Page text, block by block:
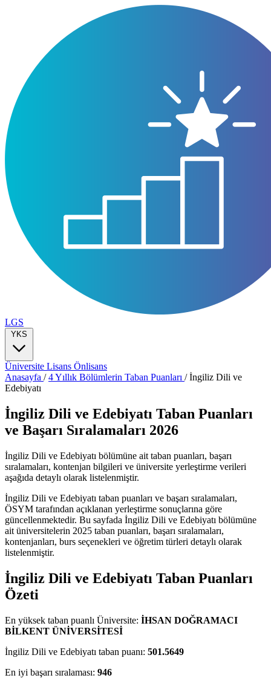
LGS
YKS
Üniversite Lisans Önlisans
Anasayfa /4 Yıllık Bölümlerin Taban Puanları /İngiliz Dili ve
Edebiyatı
İngiliz Dili ve Edebiyatı Taban Puanları
ve Başarı Sıralamaları 2026
İngiliz Dili ve Edebiyatı bölümüne ait taban puanları, başarı
sıralamaları, kontenjan bilgileri ve üniversite yerleştirme verileri
aşağıda detaylı olarak listelenmiştir.
İngiliz Dili ve Edebiyatı taban puanları ve başarı sıralamaları,
ÖSYM tarafından açıklanan yerleştirme sonuçlarına göre
güncellenmektedir. Bu sayfada İngiliz Dili ve Edebiyatı bölümüne
ait üniversitelerin 2025 taban puanları, başarı sıralamaları,
kontenjanları, burs seçenekleri ve öğretim türleri detaylı olarak
listelenmiştir.
İngiliz Dili ve Edebiyatı Taban Puanları
Özeti
En yüksek taban puanlı Üniversite: İHSAN DOĞRAMACI
BİLKENT ÜNİVERSİTESİ
İngiliz Dili ve Edebiyatı taban puanı: 501.5649
En iyi başarı sıralaması: 946